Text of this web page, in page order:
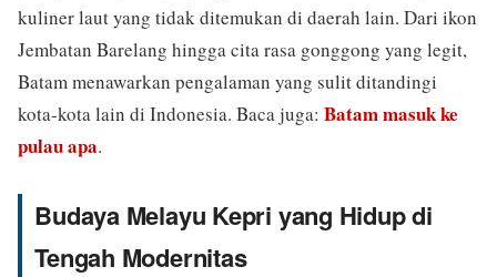
kuliner laut yang tidak ditemukan di daerah lain. Dari ikon
Jembatan Barelang hingga cita rasa gonggong yang legit,
Batam menawarkan pengalaman yang sulit ditandingi
kota-kota lain di Indonesia. Baca juga: Batam masuk ke
pulau apa.
Budaya Melayu Kepri yang Hidup di
Tengah Modernitas